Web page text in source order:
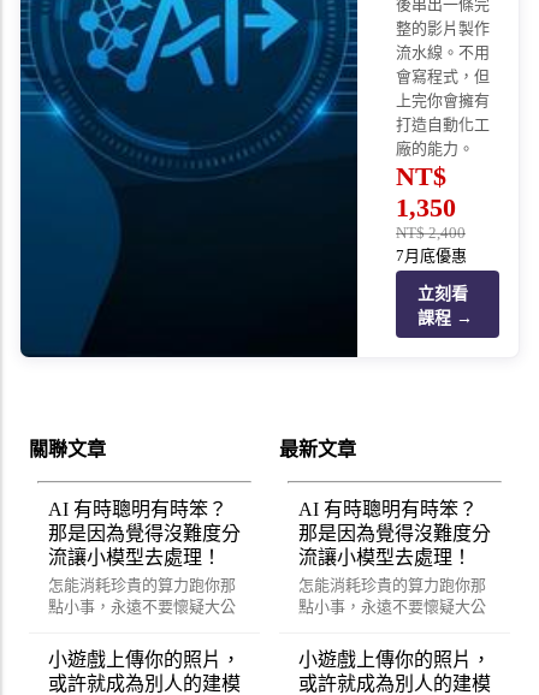
後串出一條完
整的影片製作
流水線。不用
會寫程式，但
上完你會擁有
打造自動化工
廠的能力。
NT$
1,350
NT$2,400
7月底優惠
立刻看
課程 →
關聯文章
AI 有時聰明有時笨？
那是因為覺得沒難度分
流讓小模型去處理！
怎能消耗珍貴的算力跑你那
點小事，永遠不要懷疑大公
小遊戲上傳你的照片，
或許就成為別人的建模
最新文章
AI 有時聰明有時笨？
那是因為覺得沒難度分
流讓小模型去處理！
怎能消耗珍貴的算力跑你那
點小事，永遠不要懷疑大公
小遊戲上傳你的照片，
或許就成為別人的建模